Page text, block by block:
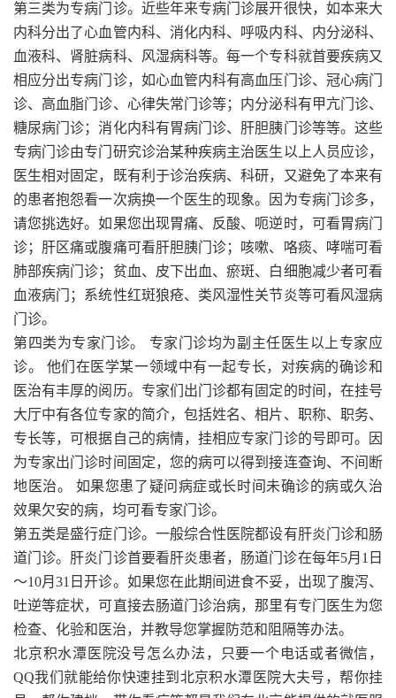
第三类为专病门诊。近些年来专病门诊展开很快，如本来大
内科分出了心血管内科、消化内科、呼吸内科、内分泌科、
血液科、肾脏病科、风湿病科等。每一个专科就首要疾病又
相应分出专病门诊，如心血管内科有高血压门诊、冠心病门
诊、高血脂门诊、心律失常门诊等；内分泌科有甲亢门诊、
糖尿病门诊；消化内科有胃病门诊、肝胆胰门诊等等。这些
专病门诊由专门研究诊治某种疾病主治医生以上人员应诊，
医生相对固定，既有利于诊治疾病、科研，又避免了本来有
的患者抱怨看一次病换一个医生的现象。因为专病门诊多，
请您挑选好。如果您出现胃痛、反酸、呃逆时，可看胃病门
诊；肝区痛或腹痛可看肝胆胰门诊；咳嗽、咯痰、哮喘可看
肺部疾病门诊；贫血、皮下出血、瘀斑、白细胞减少者可看
血液病门；系统性红斑狼疮、类风湿性关节炎等可看风湿病
门诊。
第四类为专家门诊。 专家门诊均为副主任医生以上专家应
诊。 他们在医学某一领域中有一起专长，对疾病的确诊和
医治有丰厚的阅历。专家们出门诊都有固定的时间，在挂号
大厅中有各位专家的简介，包括姓名、相片、职称、职务、
专长等，可根据自己的病情，挂相应专家门诊的号即可。因
为专家出门诊时间固定，您的病可以得到接连查询、不间断
地医治。 如果您患了疑问病症或长时间未确诊的病或久治
效果欠安的病，均可看专家门诊。
第五类是盛行症门诊。一般综合性医院都设有肝炎门诊和肠
道门诊。肝炎门诊首要看肝炎患者，肠道门诊在每年5月1日
～10月31日开诊。如果您在此期间进食不妥，出现了腹泻、
吐逆等症状，可直接去肠道门诊治病，那里有专门医生为您
检查、化验和医治，并教导您掌握防范和阻隔等办法。
北京积水潭医院没号怎么办法，只要一个电话或者微信，
QQ我们就能给你快速挂到北京积水潭医院大夫号，帮你挂